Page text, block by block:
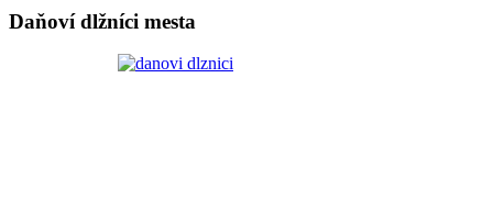
Daňoví dlžníci mesta